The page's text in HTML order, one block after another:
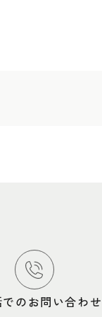
のお問い合わせ